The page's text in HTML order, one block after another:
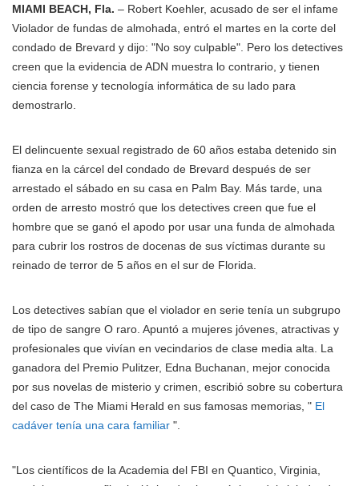
MIAMI BEACH, Fla. – Robert Koehler, acusado de ser el infame
Violador de fundas de almohada, entró el martes en la corte del
condado de Brevard y dijo: "No soy culpable". Pero los detectives
creen que la evidencia de ADN muestra lo contrario, y tienen
ciencia forense y tecnología informática de su lado para
demostrarlo.
El delincuente sexual registrado de 60 años estaba detenido sin
fianza en la cárcel del condado de Brevard después de ser
arrestado el sábado en su casa en Palm Bay. Más tarde, una
orden de arresto mostró que los detectives creen que fue el
hombre que se ganó el apodo por usar una funda de almohada
para cubrir los rostros de docenas de sus víctimas durante su
reinado de terror de 5 años en el sur de Florida.
Los detectives sabían que el violador en serie tenía un subgrupo
de tipo de sangre O raro. Apuntó a mujeres jóvenes, atractivas y
profesionales que vivían en vecindarios de clase media alta. La
ganadora del Premio Pulitzer, Edna Buchanan, mejor conocida
por sus novelas de misterio y crimen, escribió sobre su cobertura
del caso de The Miami Herald en sus famosas memorias, " El
cadáver tenía una cara familiar ".
"Los científicos de la Academia del FBI en Quantico, Virginia,